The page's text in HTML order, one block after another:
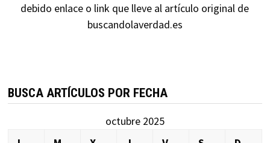
debido enlace o link que lleve al artículo original de
buscandolaverdad.es
BUSCA ARTÍCULOS POR FECHA
octubre 2025